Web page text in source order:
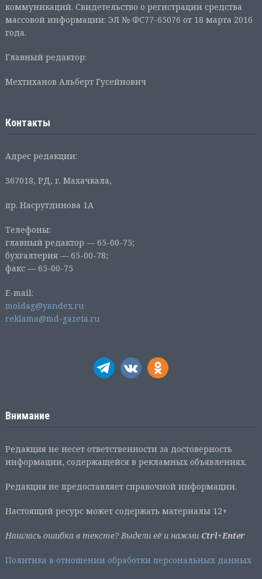
коммуникаций. Свидетельство о регистрации средства
массовой информации: ЭЛ № ФС77-65076 от 18 марта 2016
года.
Главный редактор:
Мехтиханов Альберт Гусейнович
Контакты
Адрес редакции:
367018, РД, г. Махачкала,
пр. Насрутдинова 1А
Телефоны:
главный редактор — 65-00-75;
бухгалтерия — 65-00-78;
факс — 65-00-75
E-mail:
moldag@yandex.ru
reklama@md-gazeta.ru
Внимание
Редакция не несет ответственности за достоверность
информации, содержащейся в рекламных объявлениях.
Редакция не предоставляет справочной информации.
Настоящий ресурс может содержать материалы 12+
Нашлась ошибка в тексте? Выдели её и нажми Ctrl+Enter
Политика в отношении обработки персональных данных